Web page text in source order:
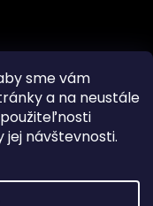
sme vám
a na neustále
návštevnosti.